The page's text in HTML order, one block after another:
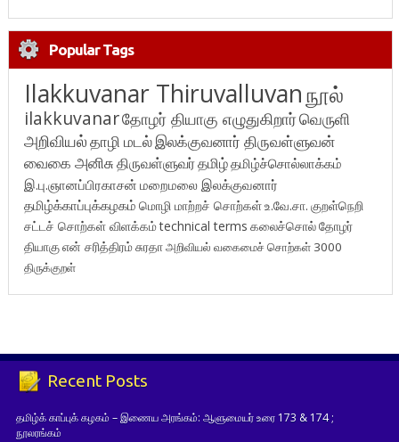
Popular Tags
Ilakkuvanar Thiruvalluvanநூல்
ilakkuvanarதோழர் தியாகு எழுதுகிறார்வெருளி
அறிவியல்தாழி மடல்இலக்குவனார் திருவள்ளுவன்
வைகை அனிசுதிருவள்ளுவர்தமிழ்தமிழ்ச்சொல்லாக்கம்
இ.பு.ஞானப்பிரகாசன் மறைமலை இலக்குவனார்
தமிழ்க்காப்புக்கழகம் மொழி மாற்றச் சொற்கள்உ.வே.சா. குறள்நெறி
சட்டச் சொற்கள் விளக்கம்technical terms கலைச்சொல்தோழர்
தியாகுஎன் சரித்திரம்சுரதாஅறிவியல் வகைமைச் சொற்கள் 3000
திருக்குறள்
Recent Posts
தமிழ்க் காப்புக் கழகம் – இணைய அரங்கம்: ஆளுமையர் உரை 173 & 174 ;
நூலரங்கம்